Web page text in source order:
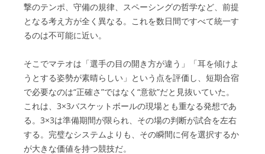
撃のテンポ、守備の規律、スペーシングの哲学など、前提
となる考え方が全く異なる。これを数日間ですべて統一す
るのは不可能に近い。
そこでマテオは「選手の目の開き方が違う」「耳を傾けよ
うとする姿勢が素晴らしい」という点を評価し、短期合宿
で必要なのは“正確さ”ではなく“意欲”だと見抜いていた。
これは、3×3バスケットボールの現場とも重なる発想であ
る。3×3は準備期間が限られ、その場の判断が試合を左右
する。完璧なシステムよりも、その瞬間に何を選択するか
が大きな価値を持つ競技だ。